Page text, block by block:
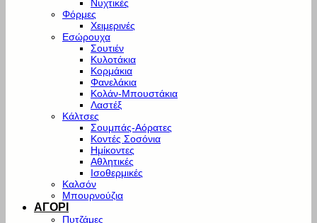
Νυχτικές
Φόρμες
Χειμερινές
Εσώρουχα
Σουτιέν
Κυλοτάκια
Κορμάκια
Φανελάκια
Κολάν-Μπουστάκια
Λαστέξ
Κάλτσες
Σουμπάς-Αόρατες
Κοντές Σοσόνια
Ημίκοντες
Αθλητικές
Ισοθερμικές
Καλσόν
Μπουρνούζια
ΑΓΟΡΙ
Πυτζάμες